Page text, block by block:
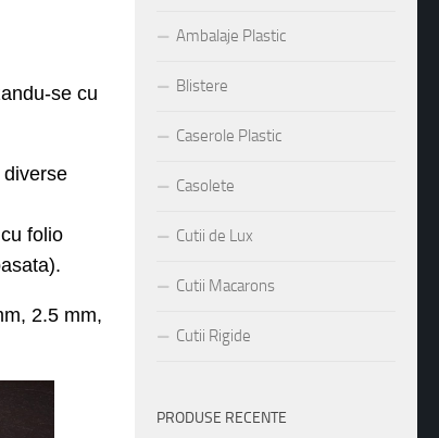
se cu
folio
2.5 mm,
Ambalaje Plastic
Blistere
Caserole Plastic
Casolete
Cutii de Lux
Cutii Macarons
Cutii Rigide
PRODUSE RECENTE